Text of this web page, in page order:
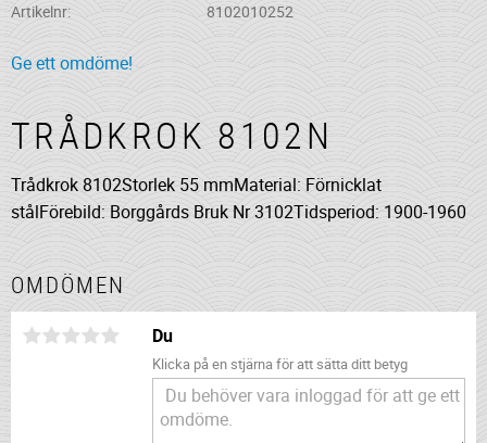
Artikelnr
8102010252
Ge ett omdöme!
TRÅDKROK 8102N
Trådkrok 8102Storlek 55 mmMaterial: Förnicklat
stålFörebild: Borggårds Bruk Nr 3102Tidsperiod: 1900-1960
OMDÖMEN
Du
Klicka på en stjärna för att sätta ditt betyg